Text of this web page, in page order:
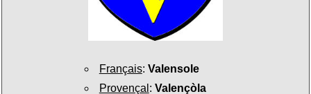
Français: Valensole
Provençal : Valençòla